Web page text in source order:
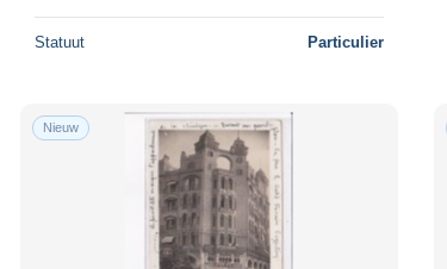
Statuut Particulier
Nieuw